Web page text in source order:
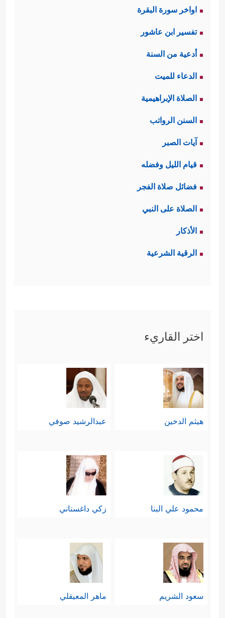
اواخر سورة البقرة
تفسير ابن عاشور
أدعية من السنة
الدعاء للميت
الصلاة الإبراهيمية
السنن الرواتب
آيات الصبر
قيام الليل وفضله
فضائل صلاة الفجر
الصلاة على النبي
الأذكار
الرقية الشرعية
اختر القاريء
هيثم الدخين عبدالرشيد صوفي
محمود علي البنا زكي داغستاني
سعود الشريم ماهر المعيقلي